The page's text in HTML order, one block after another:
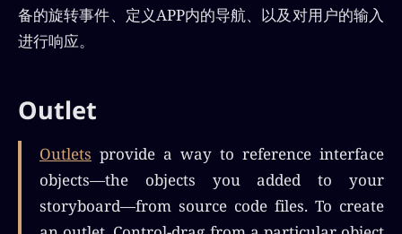
备的旋转事件、定义APP内的导航、以及对用户的输入
进行响应。
Outlet
Outlets provide a way to reference interface
objects—the objects you added to your
storyboard—from source code files. To create